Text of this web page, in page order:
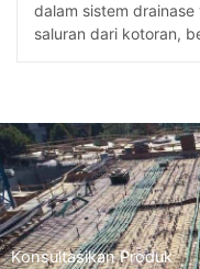
dalam sistem
saluran dari kotoran,
Konsultasikan Produk